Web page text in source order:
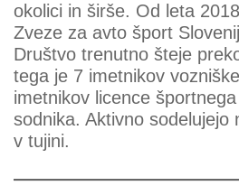
okolici in širše. Od leta
Zveze za avto šport
Društvo trenutno šteje
tega je 7 imetnikov
imetnikov licence
sodnika. Aktivno sodelujejo
v tujini.